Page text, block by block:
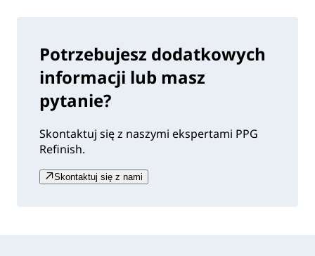
Potrzebujesz dodatkowych
informacji lub masz
pytanie?
Skontaktuj się z naszymi ekspertami PPG
Refinish.
Skontaktuj się z nami